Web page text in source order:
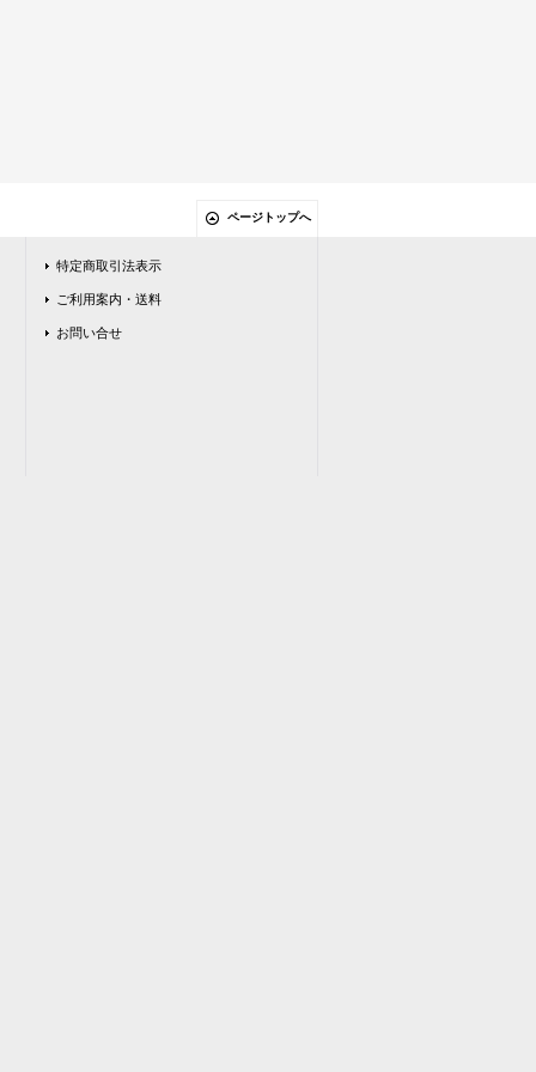
ページトップへ
特定商取引法表示
ご利用案内・送料
お問い合せ